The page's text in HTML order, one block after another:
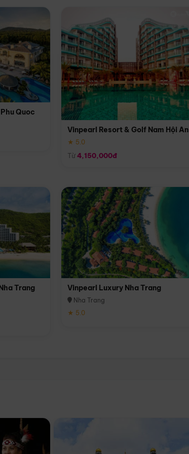
Quoc
Vinpearl Resort & Golf Nam Hội An
★ 5.0
Từ4,150,000đ
Trang
Vinpearl Luxury Nha Trang
Nha Trang
★ 5.0